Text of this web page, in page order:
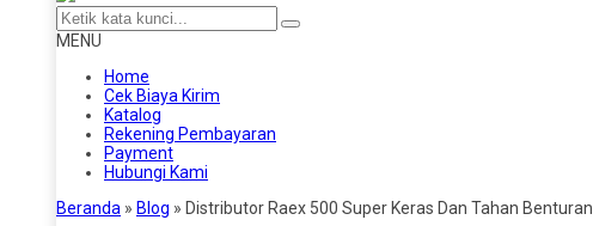
MENU
Home
Cek Biaya Kirim
Katalog
Rekening Pembayaran
Payment
Hubungi Kami
Beranda » Blog » Distributor Raex 500 Super Keras Dan Tahan Benturan